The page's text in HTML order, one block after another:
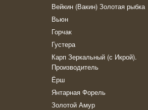
Вейкин (Вакин) Золотая рыбка
Вьюн
Горчак
Густера
Карп Зеркальный (с Икрой).
Производитель
Ёрш
Янтарная Форель
Золотой Амур